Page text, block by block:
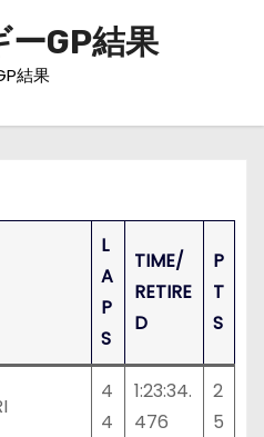
GP結果
結果
L
A
P
S
TIME/
RETIRE
D
P
T
S
4
4
1:23:34.
476
2
5